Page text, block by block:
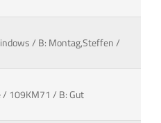
/ B: Montag,Steffen /
/ 109KM71 / B: Gut